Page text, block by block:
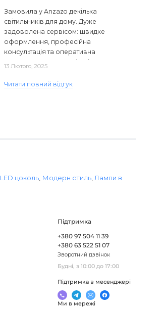
Замовила у Anzazo декілька
світильників для дому. Дуже
задоволена сервісом: швидке
оформлення, професійна
консультація та оперативна
доставка. Один з плафонів, на жаль,
13 Лютого, 2025
Читати повний відгук
LED цоколь Модерн стиль Лампи в
Підтримка
+380 97 504 11 39
+380 63 522 51 07
Зворотний дзвінок
Будні, з 10:00 до 17:00
Підтримка в месенджері
Ми в мережі